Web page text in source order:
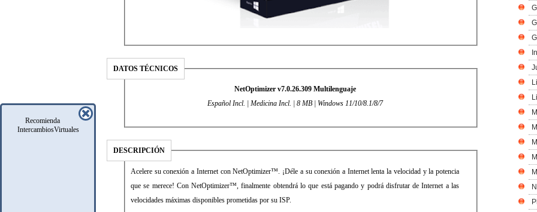
Recomienda
IntercambiosVirtuales
DATOS TÉCNICOS
NetOptimizer v7.0.26.309 Multilenguaje
Español Incl. | Medicina Incl. | 8 MB | Windows 11/10/8.1/8/7
DESCRIPCIÓN
Acelere su conexión a Internet con NetOptimizer™. ¡Déle a su conexión a Internet lenta la velocidad y la potencia
que se merece! Con NetOptimizer™, finalmente obtendrá lo que está pagando y podrá disfrutar de Internet a las
velocidades máximas disponibles prometidas por su ISP.